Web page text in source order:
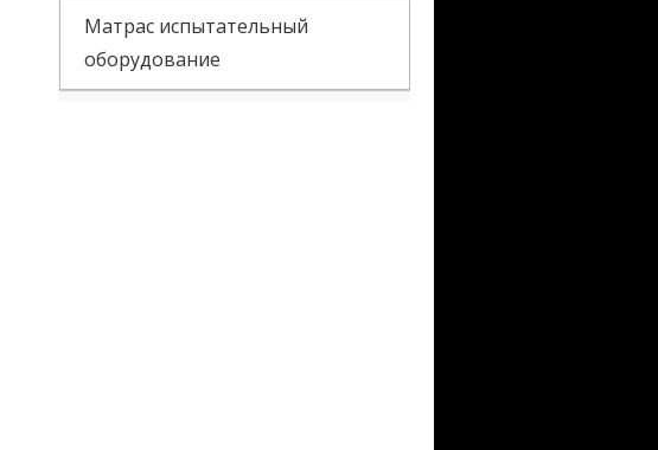
Матрас испытательный
оборудование